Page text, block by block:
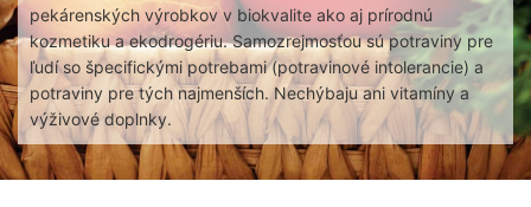
pekárenských výrobkov v biokvalite ako aj prírodnú
kozmetiku a ekodrogériu. Samozrejmosťou sú potraviny pre
ľudí so špecifickými potrebami (potravinové intolerancie) a
potraviny pre tých najmenších. Nechýbaju ani vitamíny a
výživové doplnky.